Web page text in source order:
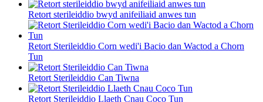
Retort sterileiddio bwyd anifeiliaid anwes tun
Retort Sterileiddio Corn wedi'i Bacio dan Wactod a Chorn
Tun
Retort Sterileiddio Can Tiwna
Retort Sterileiddio Llaeth Cnau Coco Tun